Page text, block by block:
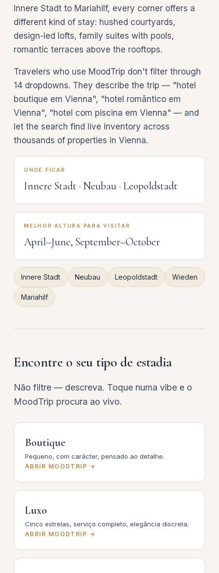
Innere Stadt to Mariahilf, every corner offers a
different kind of stay: hushed courtyards,
design-led lofts, family suites with pools,
romantic terraces above the rooftops.
Travelers who use MoodTrip don't filter through
14 dropdowns. They describe the trip — "hotel
boutique em Vienna", "hotel romântico em
Vienna", "hotel com piscina em Vienna" — and
let the search find live inventory across
thousands of properties in Vienna.
ONDE FICAR
Innere Stadt · Neubau · Leopoldstadt
MELHOR ALTURA PARA VISITAR
April–June, September–October
Innere Stadt Neubau Leopoldstadt Wieden
Mariahilf
Encontre o seu tipo de estadia
Não filtre — descreva. Toque numa vibe e o
MoodTrip procura ao vivo.
Boutique
Pequeno, com carácter, pensado ao detalhe.
ABRIR MOODTRIP →
Luxo
Cinco estrelas, serviço completo, elegância discreta.
ABRIR MOODTRIP →